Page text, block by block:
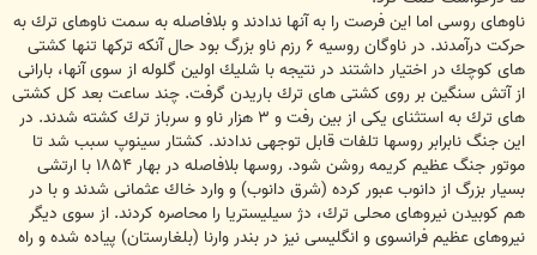
ناوهاى روسى اما اين فرصت را به آنها ندادند و بلافاصله به سمت ناوهاى ترك به
حركت درآمدند. در ناوگان روسيه ۶ رزم ناو بزرگ بود حال آنكه تركها تنها كشتى
هاى كوچك در اختيار داشتند در نتيجه با شليك اولين گلوله از سوى آنها، بارانى
از آتش سنگين بر روى كشتى هاى ترك باريدن گرفت. چند ساعت بعد كل كشتى
هاى ترك به استثناى يكى از بين رفت و ۳ هزار ناو و سرباز ترك كشته شدند. در
اين جنگ نابرابر روسها تلفات قابل توجهى ندادند. كشتار سينوپ سبب شد تا
موتور جنگ عظيم كريمه روشن شود. روسها بلافاصله در بهار ۱۸۵۴ با ارتشى
بسيار بزرگ از دانوب عبور كرده (شرق دانوب) و وارد خاك عثمانى شدند و با در
هم كوبيدن نيروهاى محلى ترك، دژ سيليستريا را محاصره كردند. از سوى ديگر
نيروهاى عظيم فرانسوى و انگليسى نيز در بندر وارنا (بلغارستان) پياده شده و راه